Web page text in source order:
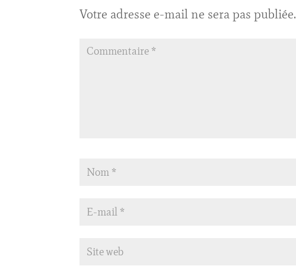
Votre adresse e-mail ne sera pas publiée.